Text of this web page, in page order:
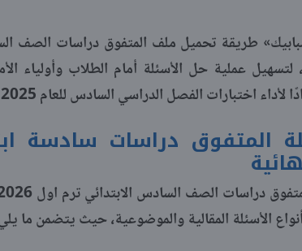
لتسهيل عملية حل الأسئلة أمام الطلاب وأولياء
اختبارات الفصل الدراسي السادس للعام 2025 2026.
الأسئلة المقالية والموضوعية، حيث يتضمن ما